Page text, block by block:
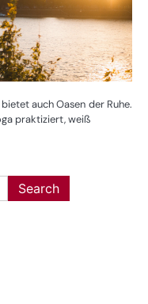
auch Oasen der Ruhe.
praktiziert, weiß